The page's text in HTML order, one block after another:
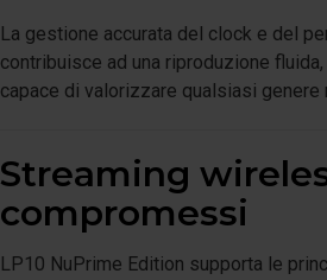
La gestione accurata del clock e del
contribuisce ad una riproduzione
capace di valorizzare qualsiasi genere
Streaming
compromessi
LP10 NuPrime Edition supporta le